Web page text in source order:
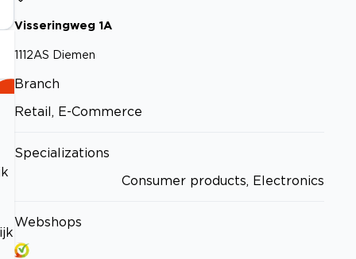
Visseringweg 1A
1112AS Diemen
Branch
Retail, E-Commerce
Specializations
Consumer products, Electronics
Webshops